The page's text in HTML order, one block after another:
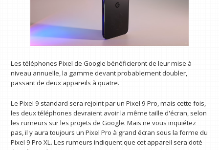
Les téléphones Pixel de Google bénéficieront de leur mise à
niveau annuelle, la gamme devant probablement doubler,
passant de deux appareils à quatre.
Le Pixel 9 standard sera rejoint par un Pixel 9 Pro, mais cette fois,
les deux téléphones devraient avoir la même taille d'écran, selon
les rumeurs sur les projets de Google. Mais ne vous inquiétez
pas, il y aura toujours un Pixel Pro à grand écran sous la forme du
Pixel 9 Pro XL. Les rumeurs indiquent que cet appareil sera doté